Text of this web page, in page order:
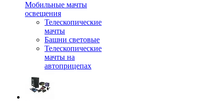
Мобильные мачты
освещения
Телескопические
мачты
Башни световые
Телескопические
мачты на
автоприцепах